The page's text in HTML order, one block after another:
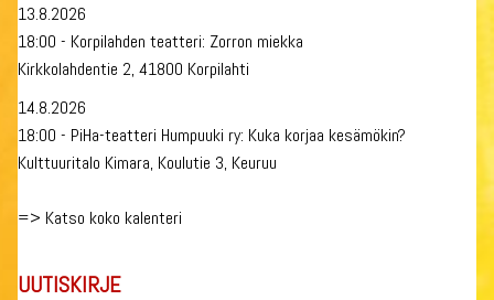
13.8.2026
18:00 - Korpilahden teatteri: Zorron miekka
Kirkkolahdentie 2, 41800 Korpilahti
14.8.2026
18:00 - PiHa-teatteri Humpuuki ry: Kuka korjaa kesämökin?
Kulttuuritalo Kimara, Koulutie 3, Keuruu
=> Katso koko kalenteri
UUTISKIRJE